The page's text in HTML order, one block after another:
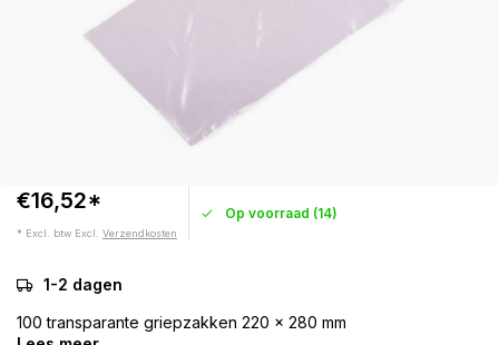
€16,52*
* Excl. btw Excl. Verzendkosten
Op voorraad (14)
1-2 dagen
100 transparante griepzakken 220 x 280 mm